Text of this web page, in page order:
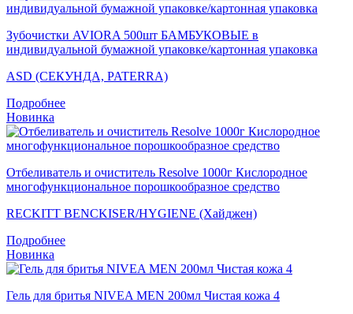
Зубочистки AVIORA 500шт БАМБУКОВЫЕ в
индивидуальной бумажной упаковке/картонная упаковка
ASD (СЕКУНДА, PATERRA)
Подробнее
Новинка
Отбеливатель и очиститель Resolve 1000г Кислородное
многофункциональное порошкообразное средство
RECKITT BENCKISER/HYGIENE (Хайджен)
Подробнее
Новинка
Гель для бритья NIVEA MEN 200мл Чистая кожа 4